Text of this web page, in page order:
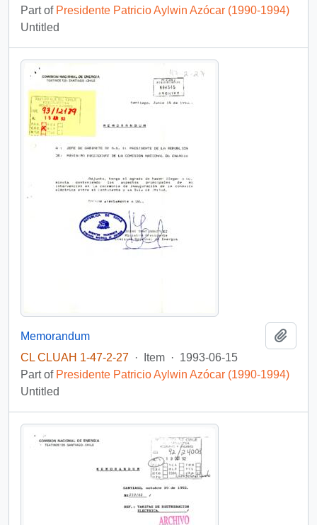
Part of Presidente Patricio Aylwin Azócar (1990-1994)
Untitled
Memorandum
CL CLUAH 1-47-2-27 · Item · 1993-06-15
Part of Presidente Patricio Aylwin Azócar (1990-1994)
Untitled